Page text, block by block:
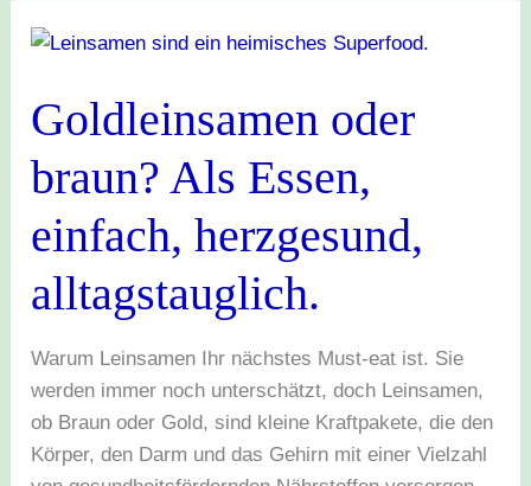
Goldleinsamen oder
braun? Als Essen,
einfach, herzgesund,
alltagstauglich.
Warum Leinsamen Ihr nächstes Must-eat ist. Sie
werden immer noch unterschätzt, doch Leinsamen,
ob Braun oder Gold, sind kleine Kraftpakete, die den
Körper, den Darm und das Gehirn mit einer Vielzahl
Goldleinsamen
braun?
Als
Essen,
herzgesund,